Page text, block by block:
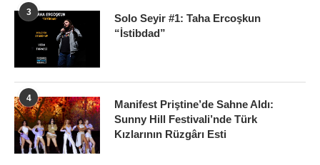
3
Solo Seyir #1: Taha Ercoşkun
“İstibdad”
4
Manifest Priştine’de Sahne Aldı:
Sunny Hill Festivali’nde Türk
Kızlarının Rüzgârı Esti